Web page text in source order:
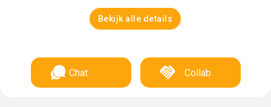
Bekijk alle details
Chat Collab